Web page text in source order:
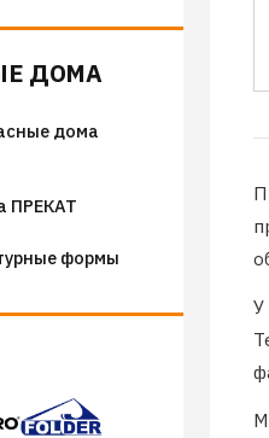
указатели,
группы
ДОМА
дома
ПРЕКАТ
формы
У